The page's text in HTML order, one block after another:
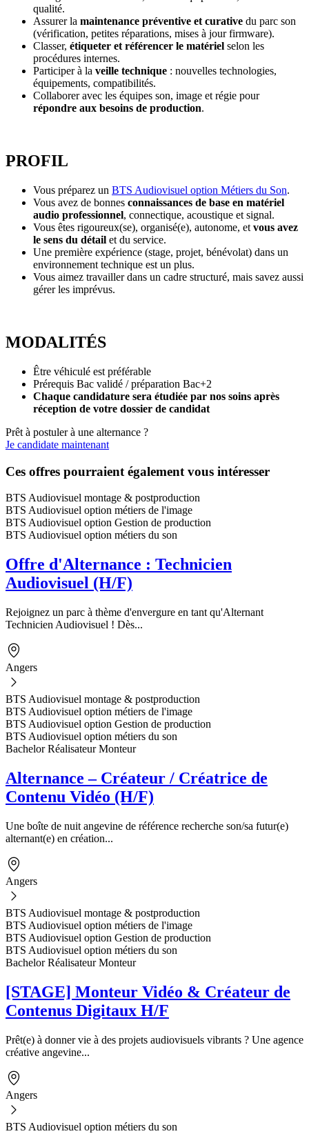
qualité.
Assurer la maintenance préventive et curative du parc son
(vérification, petites réparations, mises à jour firmware).
Classer, étiqueter et référencer le matériel selon les
procédures internes.
Participer à la veille technique : nouvelles technologies,
équipements, compatibilités.
Collaborer avec les équipes son, image et régie pour
répondre aux besoins de production.
PROFIL
Vous préparez un BTS Audiovisuel option Métiers du Son.
Vous avez de bonnes connaissances de base en matériel
audio professionnel, connectique, acoustique et signal.
Vous êtes rigoureux(se), organisé(e), autonome, et vous avez
le sens du détail et du service.
Une première expérience (stage, projet, bénévolat) dans un
environnement technique est un plus.
Vous aimez travailler dans un cadre structuré, mais savez aussi
gérer les imprévus.
MODALITÉS
Être véhiculé est préférable
Prérequis Bac validé / préparation Bac+2
Chaque candidature sera étudiée par nos soins après
réception de votre dossier de candidat
Prêt à postuler à une alternance ?
Je candidate maintenant
Ces offres pourraient également vous intéresser
BTS Audiovisuel montage & postproduction
BTS Audiovisuel option métiers de l'image
BTS Audiovisuel option Gestion de production
BTS Audiovisuel option métiers du son
Offre d'Alternance : Technicien
Audiovisuel (H/F)
Rejoignez un parc à thème d'envergure en tant qu'Alternant
Technicien Audiovisuel ! Dès...
Angers
BTS Audiovisuel montage & postproduction
BTS Audiovisuel option métiers de l'image
BTS Audiovisuel option Gestion de production
BTS Audiovisuel option métiers du son
Bachelor Réalisateur Monteur
Alternance – Créateur / Créatrice de
Contenu Vidéo (H/F)
Une boîte de nuit angevine de référence recherche son/sa futur(e)
alternant(e) en création...
Angers
BTS Audiovisuel montage & postproduction
BTS Audiovisuel option métiers de l'image
BTS Audiovisuel option Gestion de production
BTS Audiovisuel option métiers du son
Bachelor Réalisateur Monteur
[STAGE] Monteur Vidéo & Créateur de
Contenus Digitaux H/F
Prêt(e) à donner vie à des projets audiovisuels vibrants ? Une agence
créative angevine...
Angers
BTS Audiovisuel option métiers du son